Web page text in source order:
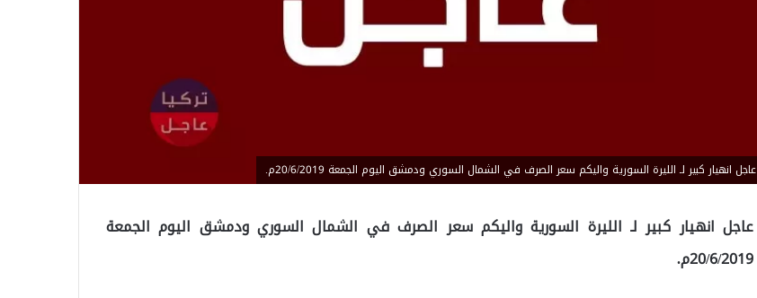
عاجل انهيار كبير لـ الليرة السورية واليكم سعر الصرف في الشمال السوري ودمشق اليوم الجمعة 20/6/2019م.
عاجل انهيار كبير لـ الليرة السورية واليكم سعر الصرف في الشمال السوري ودمشق اليوم الجمعة
20/6/2019م.